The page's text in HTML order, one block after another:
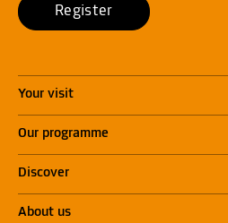
Register
Your visit
Our programme
Discover
About us